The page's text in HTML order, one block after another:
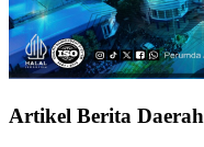
Artikel Berita Daerah